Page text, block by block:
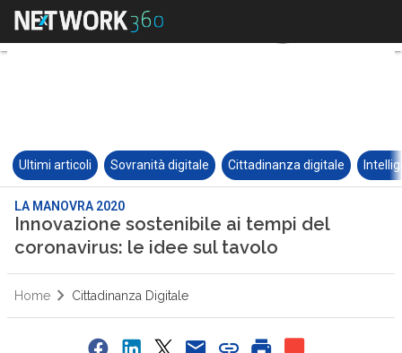
Ultimi articoli Sovranità digitale Cittadinanza digitale
LA MANOVRA 2020
Innovazione sostenibile ai tempi del
coronavirus: le idee sul tavolo
Home Cittadinanza Digitale